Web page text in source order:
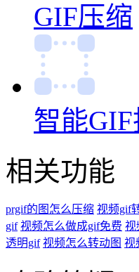
GIF压缩
智能GIF
相关功能
prgif的图怎么压缩 视频gif
gif 视频怎么做成gif免费 视
透明gif 视频怎么转动图 视